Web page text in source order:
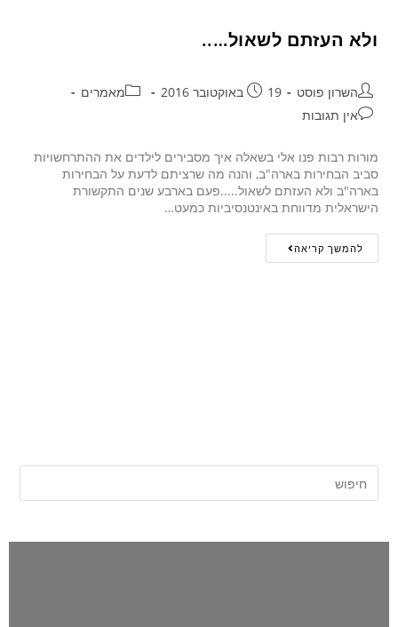
ולא העזתם לשאול…..
השרון פוסט 19 באוקטובר 2016
מאמרים
אין תגובות
מורות רבות פנו אלי בשאלה איך מסבירים לילדים את ההתרחשויות
סביב הבחירות בארה"ב, והנה מה שרציתם לדעת על הבחירות
בארה"ב ולא העזתם לשאול.....פעם בארבע שנים התקשורת
הישראלית מדווחת באינטנסיביות כמעט…
להמשך קריאה